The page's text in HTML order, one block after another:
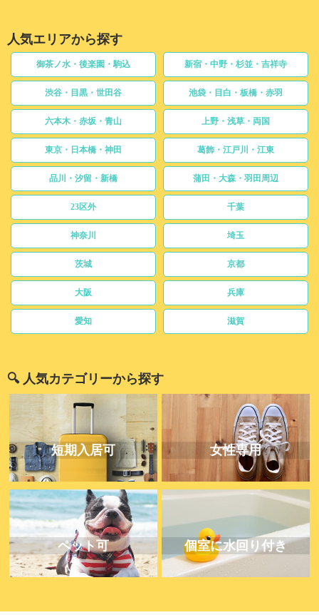
人気エリアから探す
御茶ノ水・後楽園・駒込 新宿・中野・杉並・吉祥寺
渋谷・目黒・世田谷 池袋・目白・板橋・赤羽
六本木・赤坂・青山 上野・浅草・両国
東京・日本橋・神田 葛飾・江戸川・江東
品川・汐留・新橋 蒲田・大森・羽田周辺
23区外 千葉
神奈川 埼玉
茨城 京都
大阪 兵庫
愛知 滋賀
🔍 人気カテゴリーから探す
短期入居可 女性専用
ペット可 個室に水回り付き